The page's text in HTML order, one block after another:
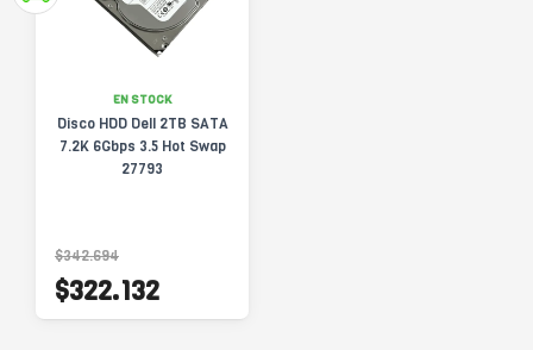
EN STOCK
Disco HDD Dell 2TB SATA
7.2K 6Gbps 3.5 Hot Swap
27793
$342.694
$322.132